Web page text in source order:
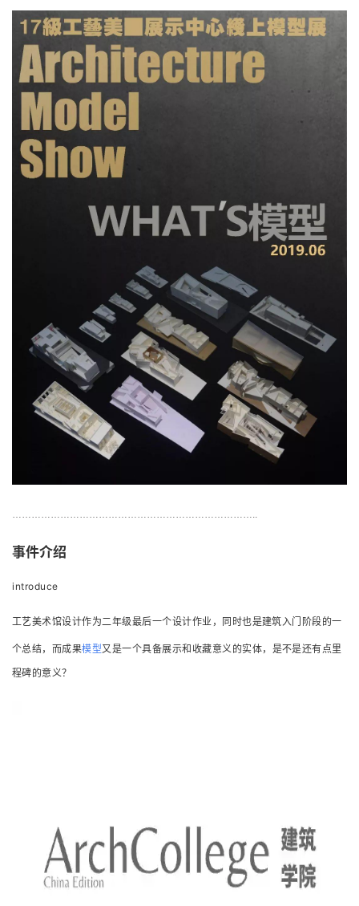
…………………………………………………………………..
事件介绍
introduce
工艺美术馆设计作为二年级最后一个设计作业，同时也是建筑入门阶段的一
个总结，而成果模型又是一个具备展示和收藏意义的实体，是不是还有点里
程碑的意义？